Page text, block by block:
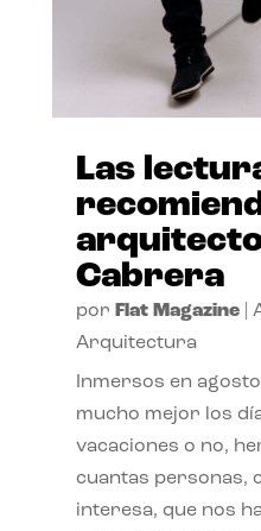
Las
Cabrera
por Flat Magazine|
Arquitectura
Inmersos en
mucho mejor los
vacaciones o no,
cuantas personas,
interesa, que nos